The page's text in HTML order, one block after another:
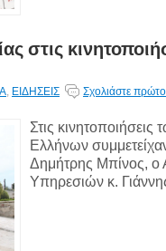
στις
, ΕΙΔΗΣΕΙΣ Σχολιάστε
Στις
Ελλήνων
Δημήτρης Μπίνος, ο
Υπηρεσιών κ.